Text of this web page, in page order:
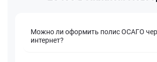
Можно ли оформить полис ОСАГО
интернет?